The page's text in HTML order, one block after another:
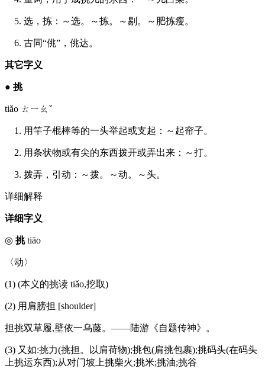
5. 选，拣：～选。～拣。～剔。～肥拣瘦。
6. 古同“佻”，佻达。
其它字义
● 挑
tiǎo ㄊㄧㄠˇ
1. 用竿子棍棒等的一头举起或支起：～起帘子。
2. 用条状物或有尖的东西拨开或弄出来：～打。
3. 拨弄，引动：～拨。～动。～头。
详细解释
详细字义
◎ 挑tiāo
〈动〉
(1) (本义的挑读 tiǎo,挖取)
(2) 用肩膀担 [shoulder]
担挑双草履,壁依一乌藤。——陆游《自题传神》。
(3) 又如:挑力(挑担。以肩荷物);挑包(肩挑包裹);挑码头(在码头
上挑运东西);从对门坡上挑柴火;挑米;挑油;挑谷